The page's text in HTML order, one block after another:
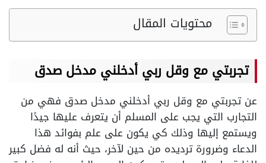
محتويات المقال
تجربتي مع وقل ربي أدخلني مدخل صدق
عن تجربتي مع وقل ربي أدخلني مدخل صدق فهي من
التجارب التي يجب على المسلم أن يتعرف عليها جيدًا
ويستمع إليها وذلك كي يكون على علم بفوائد هذا
الدعاء وضرورة ترديده من حين لآخر، حيث أنه له فضل كبير